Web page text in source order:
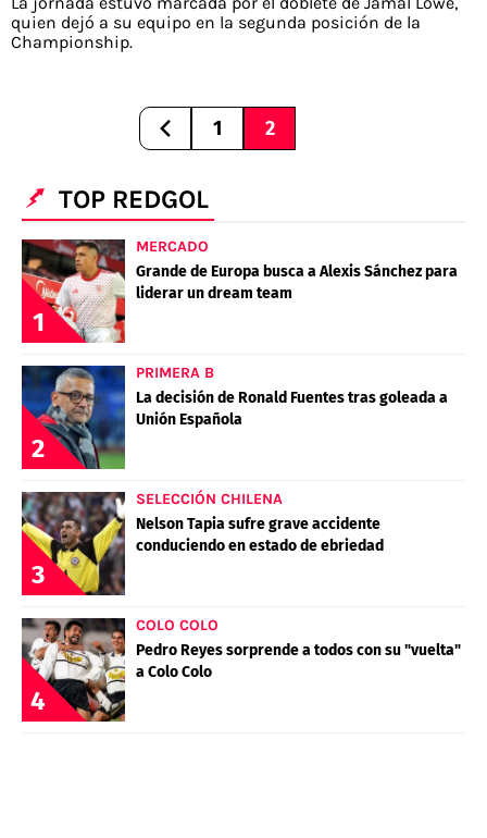
quien dejó a su equipo en la segunda posición de la
Championship.
1 2
TOP REDGOL
1
MERCADO
Grande de Europa busca a Alexis Sánchez para
liderar un dream team
2
PRIMERA B
La decisión de Ronald Fuentes tras goleada a
Unión Española
3
SELECCIÓN CHILENA
Nelson Tapia sufre grave accidente
conduciendo en estado de ebriedad
4
COLO COLO
Pedro Reyes sorprende a todos con su "vuelta"
a Colo Colo